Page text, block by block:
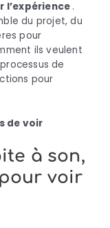
l’expérience .
du projet, du
pour
ils veulent
de
pour
de voir
à son,
voir